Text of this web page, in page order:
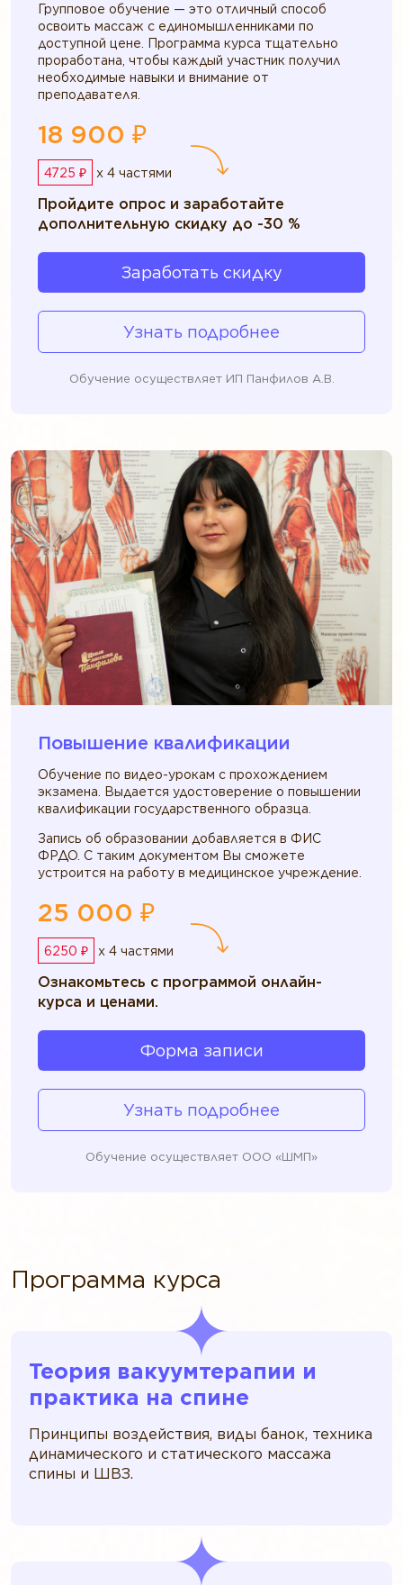
Групповое обучение — это отличный способ
освоить массаж с единомышленниками по
доступной цене. Программа курса тщательно
проработана, чтобы каждый участник получил
необходимые навыки и внимание от
преподавателя.
18 900 ₽
4725 ₽ x 4 частями
Пройдите опрос и заработайте
дополнительную скидку до -30 %
Заработать скидку
Узнать подробнее
Обучение осуществляет ИП Панфилов А.В.
Повышение квалификации
Обучение по видео-урокам с прохождением
экзамена. Выдается удостоверение о повышении
квалификации государственного образца.
Запись об образовании добавляется в ФИС
ФРДО. С таким документом Вы сможете
устроится на работу в медицинское учреждение.
25 000 ₽
6250 ₽ x 4 частями
Ознакомьтесь с программой онлайн-
курса и ценами.
Форма записи
Узнать подробнее
Обучение осуществляет ООО «ШМП»
Программа курса
Теория вакуумтерапии и
практика на спине
Принципы воздействия, виды банок, техника
динамического и статического массажа
спины и ШВЗ.